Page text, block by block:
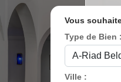
Vous
Type de Bien :
Ville :